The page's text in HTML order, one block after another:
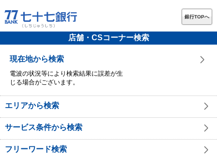
銀行TOPへ
店舗・CSコーナー検索
現在地から検索
電波の状況等により検索結果に誤差が生
じる場合がございます。
エリアから検索
サービス条件から検索
フリーワード検索